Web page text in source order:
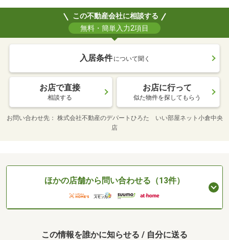
この不動産会社に相談する
無料・簡単入力2項目
入居条件 について聞く
お店で直接
相談する
お店に行って
似た物件を探してもらう
お問い合わせ先
株式会社不動産のデパートひろた いい部屋ネット小倉中央
店
ほかの店舗から問い合わせる（13件）
この情報を誰かに知らせる / 自分に送る